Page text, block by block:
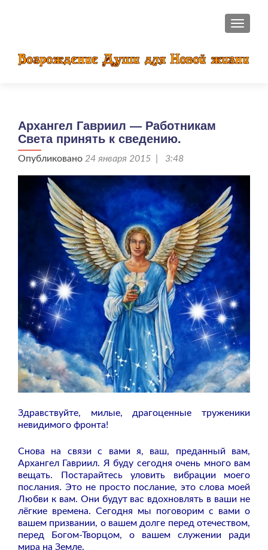
Архангел Гавриил — Работникам
Света принять к сведению.
Опубликовано 24 января 2015 | 3:48
Здравствуйте, милые, драгоценные труженики
невидимого фронта!
Снова на связи с вами я, ваш, преданный вам,
Архангел Гавриил. Я буду сегодня очень много вам
вещать. Постарайтесь уловить вибрации моего
послания. Это не просто послание, это слова моей
Любви к вам. Они будут вас вдохновлять в ваши не
лёгкие времена. Сегодня мы поговорим с вами о
вашем призвании, о вашем долге перед отечеством,
перед Богом-Творцом, о вашем служении ради
мира на Земле.